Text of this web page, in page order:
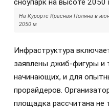
На Курорте Красная Поляна в
2050 м
Инфраструктура
заявлены джиб-фигуры и
начинающих, и для
прорайдеров.
площадка рассчитана не